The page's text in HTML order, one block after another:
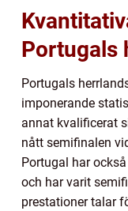
Portugals
Portugals
imponerande
annat kvalificerat
nått semifinalen
Portugal har
och har varit
prestationer talar